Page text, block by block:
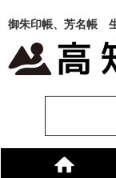
御朱印帳、芳名帳